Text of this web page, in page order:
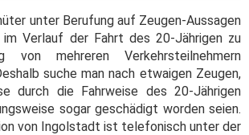
unter Berufung auf Zeugen-Aussagen
Verlauf der Fahrt des 20-Jährigen zu
von mehreren Verkehrsteilnehmern
suche man nach etwaigen Zeugen,
durch die Fahrweise des 20-Jährigen
sogar geschädigt worden seien.
von Ingolstadt ist telefonisch unter der